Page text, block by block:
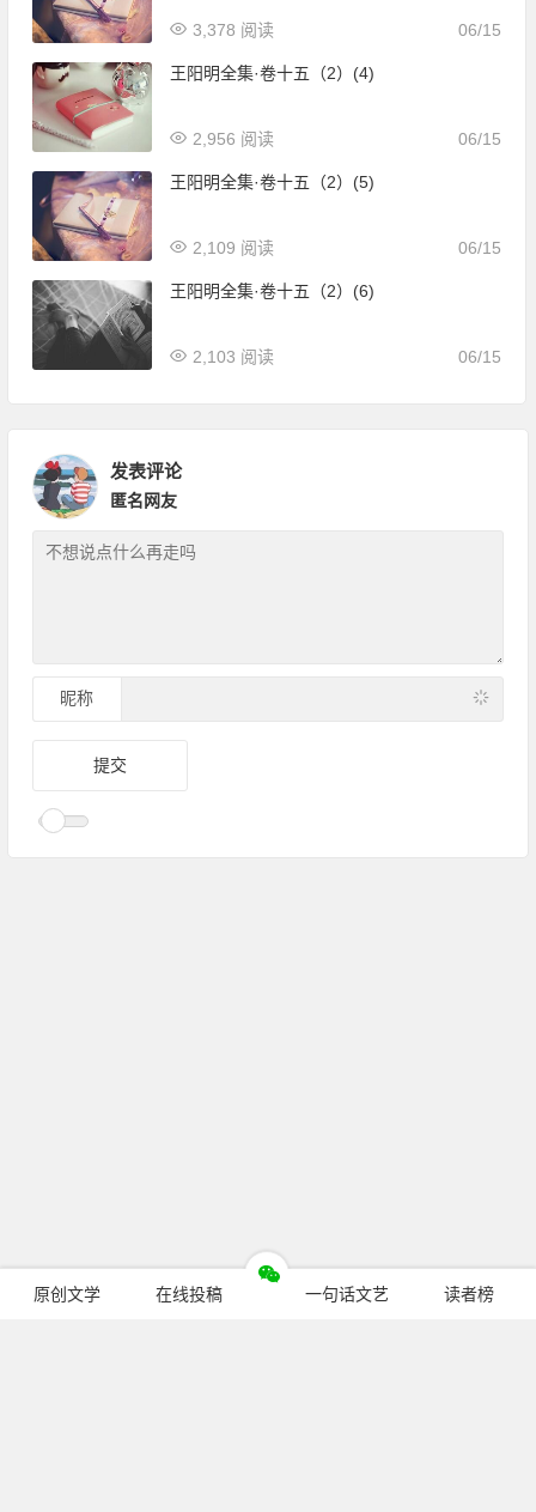
06/15
3,378 阅读
王阳明全集·卷十五（2）(4)
06/15
2,956 阅读
王阳明全集·卷十五（2）(5)
06/15
2,109 阅读
王阳明全集·卷十五（2）(6)
06/15
2,103 阅读
发表评论
匿名网友
昵称
原创文学 在线投稿 一句话文艺 读者榜